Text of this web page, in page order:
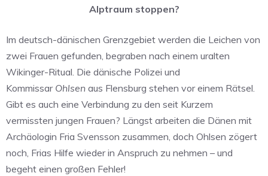
Alptraum stoppen?
Im deutsch-dänischen Grenzgebiet werden die Leichen von
zwei Frauen gefunden, begraben nach einem uralten
Wikinger-Ritual. Die dänische Polizei und
Kommissar Ohlsen aus Flensburg stehen vor einem Rätsel.
Gibt es auch eine Verbindung zu den seit Kurzem
vermissten jungen Frauen? Längst arbeiten die Dänen mit
Archäologin Fria Svensson zusammen, doch Ohlsen zögert
noch, Frias Hilfe wieder in Anspruch zu nehmen – und
begeht einen großen Fehler!